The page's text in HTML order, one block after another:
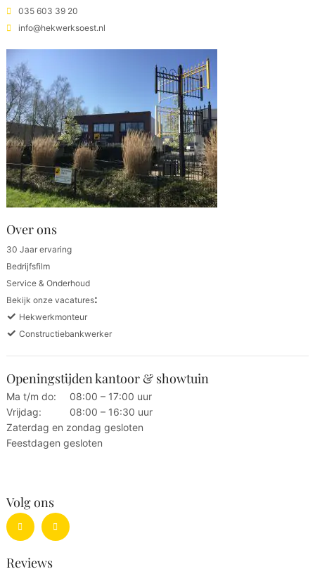
035 603 39 20
info@hekwerksoest.nl
Over ons
30 Jaar ervaring
Bedrijfsfilm
Service & Onderhoud
Bekijk onze vacatures:
✓ Hekwerkmonteur
✓ Constructiebankwerker
Openingstijden kantoor & showtuin
Ma t/m do:
08:00 – 17:00 uur
Vrijdag:
08:00 – 16:30 uur
Zaterdag en zondag gesloten
Feestdagen gesloten
Volg ons
Reviews